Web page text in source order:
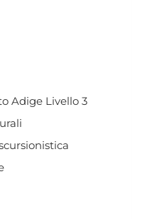
Adige Livello 3